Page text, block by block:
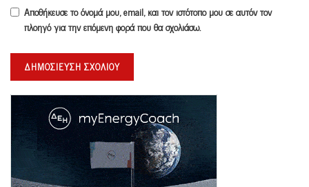
Αποθήκευσε το όνομά μου, email, και τον ιστότοπο μου σε αυτόν τον
πλοηγό για την επόμενη φορά που θα σχολιάσω.